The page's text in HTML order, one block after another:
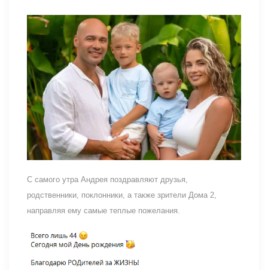
С самого утра Андрея поздравляют друзья,
родственники, поклонники, а также зрители Дома 2,
направляя ему самые теплые пожелания.